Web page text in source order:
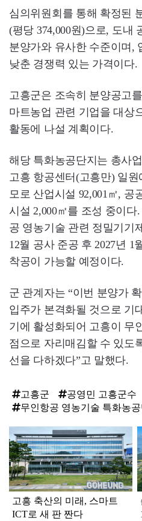
심의위원회를 통해 확정된
(평당 374,000원)으로, 도내
분양가와 유사한 수준이며,
낮춘 경쟁력 있는 가격이다.
고흥군은 조속히 분양공고
마트농업 관련 기업을 대상
활동에 나설 계획이다.
해당 특화농공단지는 총사
고흥 항공센터(고흥만) 일원
모로 산업시설 92,001㎡, 공
시설 2,000㎡를 조성 중이
공 영농기술 관련 정밀기기
12월 공사 준공 후 2027년 1
착공이 가능할 예정이다.
군 관계자는 “이번 분양가
입주가 본격화될 것으로 기
기에 활성화되어 고흥이 무
점으로 자리매김할 수 있도
선을 다하겠다”고 말했다.
고흥군
공영민 고흥군수
무인항공 영농기술 특화농공
탑
라
인
고흥 축산의 미래, 스마트
ICT로 새 판 짠다